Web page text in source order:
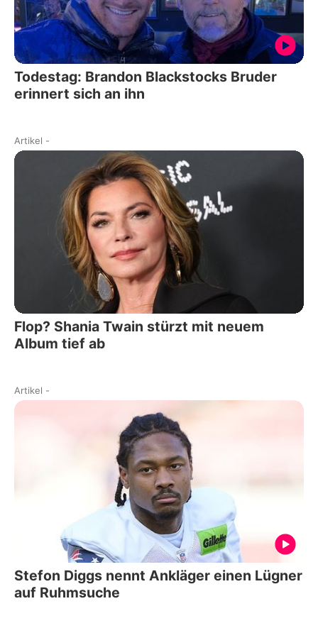
Todestag: Brandon Blackstocks Bruder
erinnert sich an ihn
Artikel -
Flop? Shania Twain stürzt mit neuem
Album tief ab
Artikel -
Stefon Diggs nennt Ankläger einen Lügner
auf Ruhmsuche